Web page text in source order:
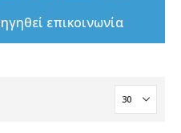
επικοινωνία